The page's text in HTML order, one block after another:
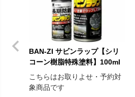
BAN-ZI サビンラップ【シリ
コーン樹脂特殊塗料】100ml
こちらはお取りよせ・予約対
象商品です